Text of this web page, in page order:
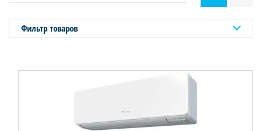
Фильтр товаров